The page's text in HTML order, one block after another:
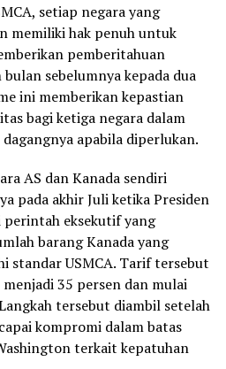
setiap negara yang
memiliki hak penuh untuk
pemberitahuan
sebelumnya kepada dua
ini memberikan kepastian
bagi ketiga negara dalam
apabila diperlukan.
AS dan Kanada sendiri
pada akhir Juli ketika Presiden
eksekutif yang
barang Kanada yang
standar USMCA. Tarif tersebut
35 persen dan mulai
tersebut diambil setelah
kompromi dalam batas
terkait kepatuhan